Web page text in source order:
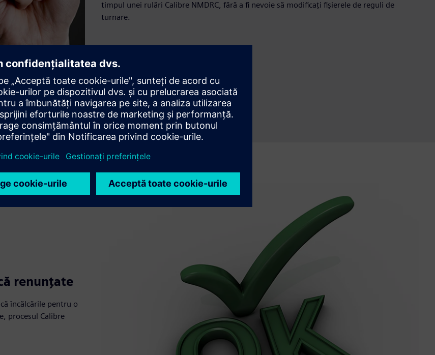
timpul unei rulări Calibre NMDRC, fără a fi nevoie să modificați fișierele de reguli de
turnare.
renunțate
încălcările pentru o
procesul Calibre